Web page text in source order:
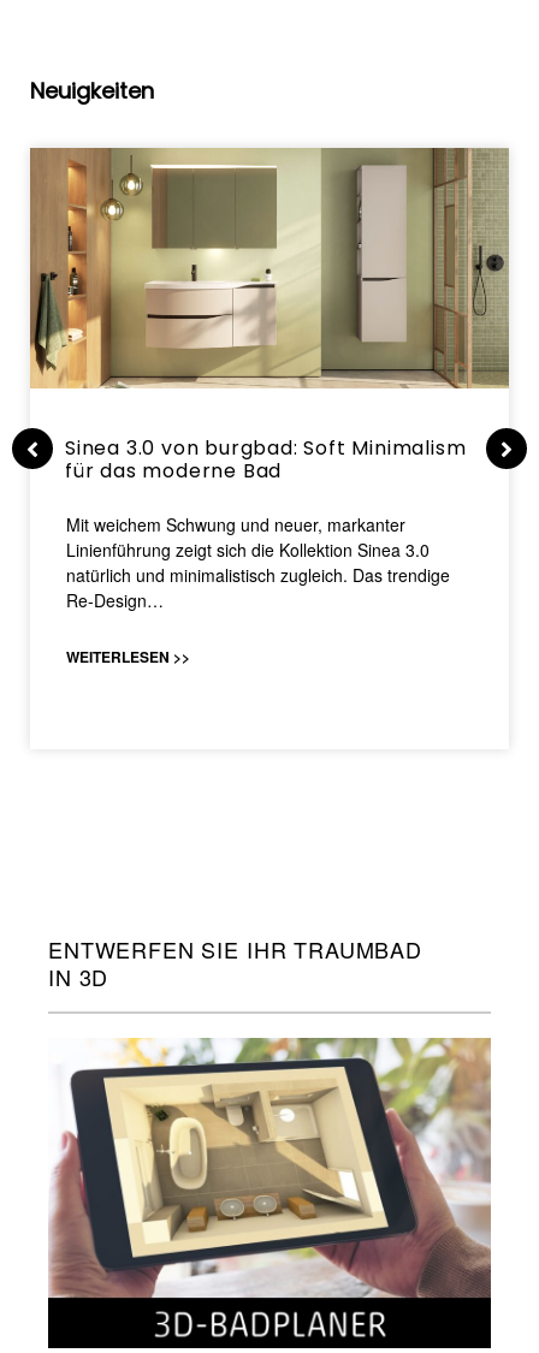
Neuigkeiten
Sinea 3.0 von burgbad: Soft Minimalism
für das moderne Bad
Mit weichem Schwung und neuer, markanter
Linienführung zeigt sich die Kollektion Sinea 3.0
natürlich und minimalistisch zugleich. Das trendige
Re-Design…
WEITERLESEN >>
ENTWERFEN SIE IHR TRAUMBAD
IN 3D